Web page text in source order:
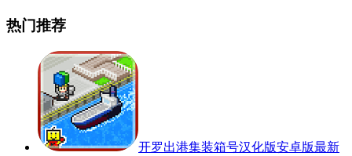
热门推荐
开罗出港集装箱号汉化版安卓版最新